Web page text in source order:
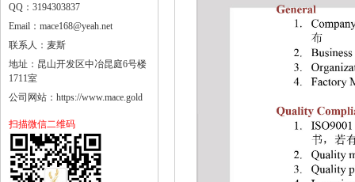
QQ：3194303837
Email：mace168@yeah.net
联系人：麦斯
地址：昆山开发区中冶昆庭6号楼
1711室
公司网站：https://www.mace.gold
扫描微信二维码